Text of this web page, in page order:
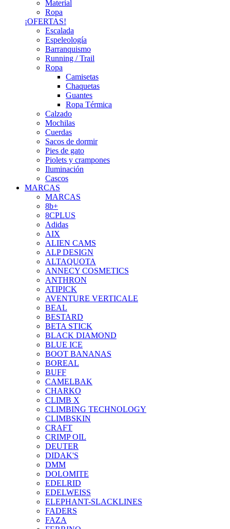
Material
Ropa
¡OFERTAS!
Escalada
Espeleología
Barranquismo
Running / Trail
Ropa
Camisetas
Chaquetas
Guantes
Ropa Térmica
Calzado
Mochilas
Cuerdas
Sacos de dormir
Pies de gato
Piolets y crampones
Iluminación
Cascos
MARCAS
MARCAS
8b+
8CPLUS
Adidas
AIX
ALIEN CAMS
ALP DESIGN
ALTAQUOTA
ANNECY COSMETICS
ANTHRON
ATIPICK
AVENTURE VERTICALE
BEAL
BESTARD
BETA STICK
BLACK DIAMOND
BLUE ICE
BOOT BANANAS
BOREAL
BUFF
CAMELBAK
CHARKO
CLIMB X
CLIMBING TECHNOLOGY
CLIMBSKIN
CRAFT
CRIMP OIL
DEUTER
DIDAK'S
DMM
DOLOMITE
EDELRID
EDELWEISS
ELEPHANT-SLACKLINES
FADERS
FAZA